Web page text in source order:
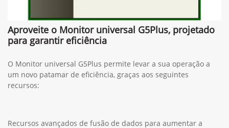
Aproveite o Monitor universal G5Plus, projetado
para garantir eficiência
O Monitor universal G5Plus permite levar a sua operação a
um novo patamar de eficiência, graças aos seguintes
recursos:
Recursos avançados de fusão de dados para aumentar a